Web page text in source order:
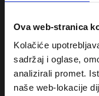
Ova web-stranica
Kolačiće
sadržaj i oglase,
analizirali promet.
naše web-lokacije